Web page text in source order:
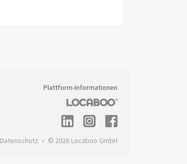
Plattform-Informationen
Datenschutz © 2026 Locaboo GmbH